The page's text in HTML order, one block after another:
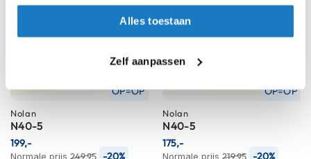
Alles toestaan
Zelf aanpassen
n
F
i
n
h
e
l
OP=OP
Nolan
N40-5
Normale prijs 249,95 -20%
199,-
OP=OP
Nolan
N40-5
Normale prijs 219,95 -20%
175,-